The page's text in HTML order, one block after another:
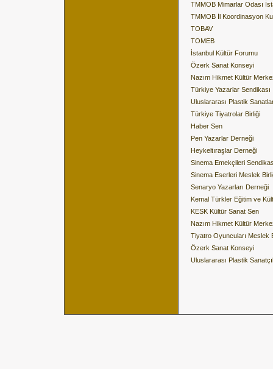
TMMOB Mimarlar Odası
TMMOB İl Koordinasyon
TOBAV
TOMEB
İstanbul Kültür Forumu
Özerk Sanat Konseyi
Nazım Hikmet Kültür
Türkiye Yazarlar Sendikası
Uluslararası Plastik
Türkiye Tiyatrolar Birliği
Haber Sen
Pen Yazarlar Derneği
Heykeltıraşlar Derneği
Sinema Emekçileri
Sinema Eserleri Meslek
Senaryo Yazarları Derneği
Kemal Türkler Eğitim ve
KESK Kültür Sanat Sen
Nazım Hikmet Kültür
Tiyatro Oyuncuları Meslek
Özerk Sanat Konseyi
Uluslararası Plastik